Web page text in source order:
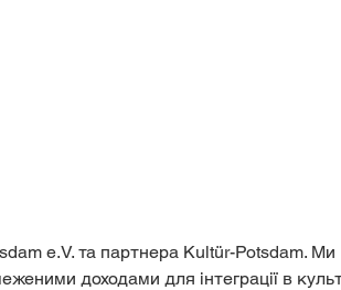
доходами для інтеграції в